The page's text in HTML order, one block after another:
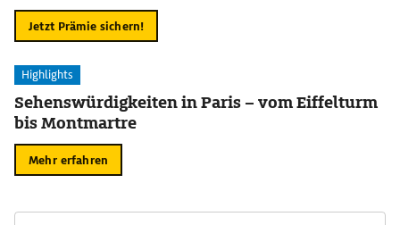
Jetzt Prämie sichern!
Highlights
Sehenswürdigkeiten in Paris – vom Eiffelturm
bis Montmartre
Mehr erfahren